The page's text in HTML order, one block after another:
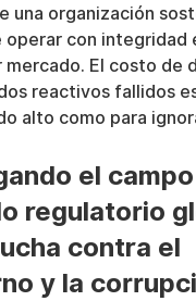
una organización
operar con integridad
mercado. El costo de
reactivos fallidos
alto como para
el campo
regulatorio
contra el
y la